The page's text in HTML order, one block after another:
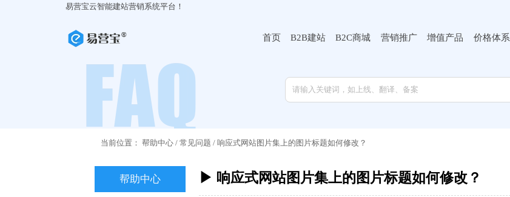
易营宝云智能建站营销系统平台！
首页 B2B建站 B2C商城 营销推广 增值产品 价格体系
当前位置： 帮助中心/ 常见问题 / 响应式网站图片集上的图片标题如何修改？
帮助中心 ▶ 响应式网站图片集上的图片标题如何修改？